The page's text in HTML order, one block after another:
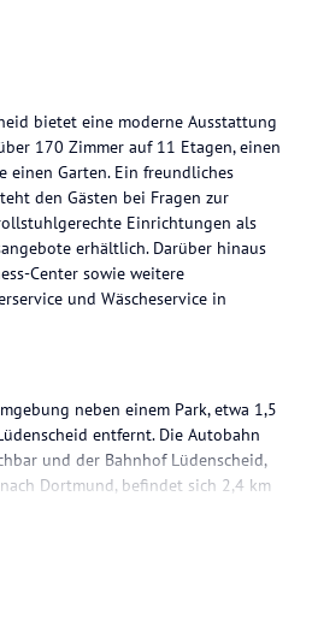
bietet eine moderne Ausstattung
170 Zimmer auf 11 Etagen, einen
einen Garten. Ein freundliches
den Gästen bei Fragen zur
Einrichtungen als
erhältlich. Darüber hinaus
Center sowie weitere
und Wäscheservice in
neben einem Park, etwa 1,5
entfernt. Die Autobahn
und der Bahnhof Lüdenscheid,
Dortmund, befindet sich 2,4 km